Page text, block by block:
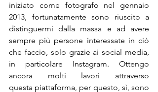
iniziato come fotografo nel gennaio
2013, fortunatamente sono riuscito a
distinguermi dalla massa e ad avere
sempre più persone interessate in ciò
che faccio, solo grazie ai social media,
in particolare Instagram. Ottengo
ancora molti lavori attraverso
questa piattaforma, per questo, sì, sono